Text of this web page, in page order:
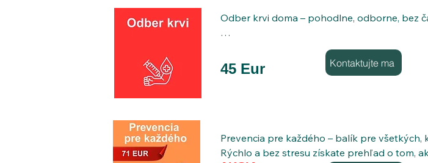
Odber krvi doma – pohodlne, odborne, bez
Odber krvi už nemusí znamenať cestovanie
Zdravotná sestra z ProfiSestra príde priamo
pohodlí vášho domova.
- individuálny výber vyšetrení (napr. cukor,
- bezpečný odber s použitím sterilných a
45 Eur Kontaktujte ma
Prevencia pre každého – balík pre
Rýchlo a bez stresu získate prehľad o tom,